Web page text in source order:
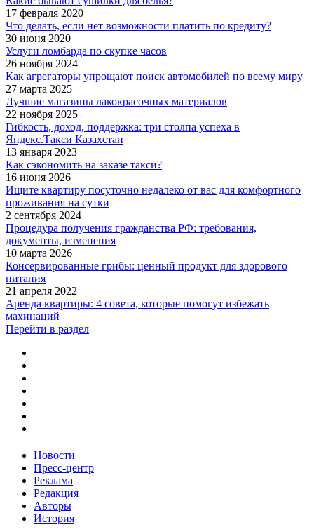
17 февраля 2020
Что делать, если нет возможности платить по кредиту?
30 июня 2020
Услуги ломбарда по скупке часов
26 ноября 2024
Как агрегаторы упрощают поиск автомобилей по всему миру
27 марта 2025
Лучшие магазины лакокрасочных материалов
22 ноября 2025
Гибкость, доход, поддержка: три столпа успеха в
Яндекс.Такси Казахстан
13 января 2023
Как сэкономить на заказе такси?
16 июня 2026
Ищите квартиру посуточно недалеко от вас для комфортного
проживания на сутки
2 сентября 2024
Процедура получения гражданства РФ: требования,
документы, изменения
10 марта 2026
Консервированные грибы: ценный продукт для здорового
питания
21 апреля 2022
Аренда квартиры: 4 совета, которые помогут избежать
махинаций
Перейти в раздел
Новости
Пресс-центр
Реклама
Редакция
Авторы
История